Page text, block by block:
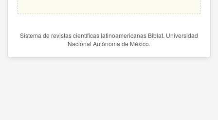
Sistema de revistas científicas latinoamericanas Biblat. Universidad
Nacional Autónoma de México.